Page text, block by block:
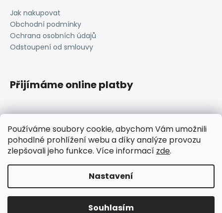
Používáme soubory cookie, abychom Vám umožnili
pohodlné prohlížení webu a díky analýze provozu
zlepšovali jeho funkce. Více informací zde.
Nastavení
Souhlasím
Jak nakupovat
Obchodní podmínky
Ochrana osobních údajů
Odstoupení od smlouvy
Přijímáme online platby
janavlna.cz
Copyright 2026Janavlna. Všechna práva vyhrazena.
Upravit nastavení cookies